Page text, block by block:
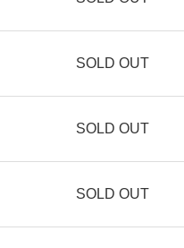
SOLD OUT
SOLD OUT
SOLD OUT